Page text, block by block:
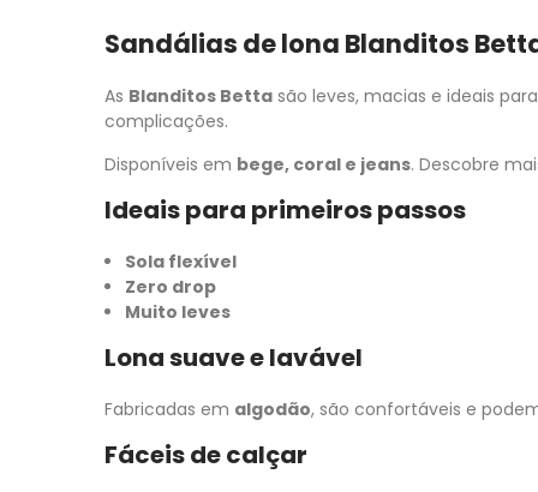
Sandálias de lona Blanditos
As Blanditos Betta são leves, macias e ideais
complicações.
Disponíveis em bege, coral e jeans. Descobre
Ideais para primeiros passos
Sola flexível
Zero drop
Muito leves
Lona suave e lavável
Fabricadas em algodão, são confortáveis e
Fáceis de calçar